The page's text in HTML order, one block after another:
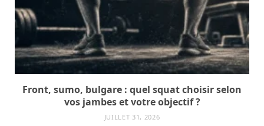
Front, sumo, bulgare : quel squat choisir selon
vos jambes et votre objectif ?
JUILLET 31, 2026